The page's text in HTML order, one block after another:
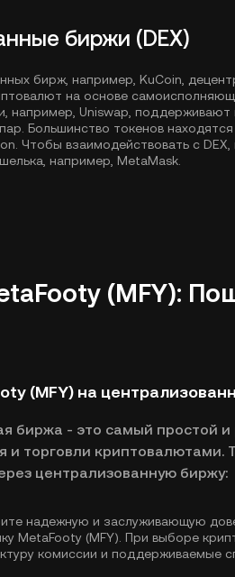
биржи (DEX)
бирж, например, KuCoin,
на основе
например, Uniswap, поддерживают
Большинство токенов
. Чтобы взаимодействовать с
например, MetaMask.
(MFY):
(MFY) на
биржа - это самый простой
и торговли криптовалютами.
централизованную биржу:
надежную и заслуживающую
MetaFooty (MFY). При выборе
комиссии и поддерживаемые